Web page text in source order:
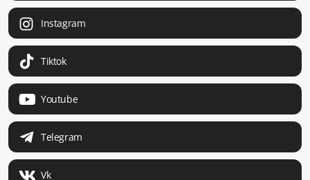
Instagram
Tiktok
Youtube
Telegram
Vk